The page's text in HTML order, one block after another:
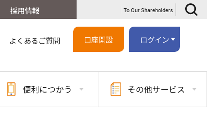
採用情報 To Our Shareholders
よくあるご質問 口座開設 ログイン
便利につかう その他サービス